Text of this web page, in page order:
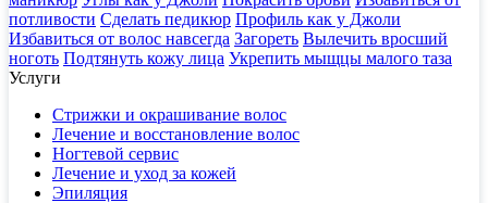
потливости Сделать педикюр Профиль как у Джоли
Избавиться от волос навсегда Загореть Вылечить вросший
ноготь Подтянуть кожу лица Укрепить мыщцы малого таза
Услуги
Стрижки и окрашивание волос
Лечение и восстановление волос
Ногтевой сервис
Лечение и уход за кожей
Эпиляция